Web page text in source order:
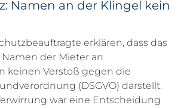
Namen an der Klingel kein
erklären, dass das
der Mieter an
keinen Verstoß gegen die
(DSGVO) darstellt.
war eine Entscheidung